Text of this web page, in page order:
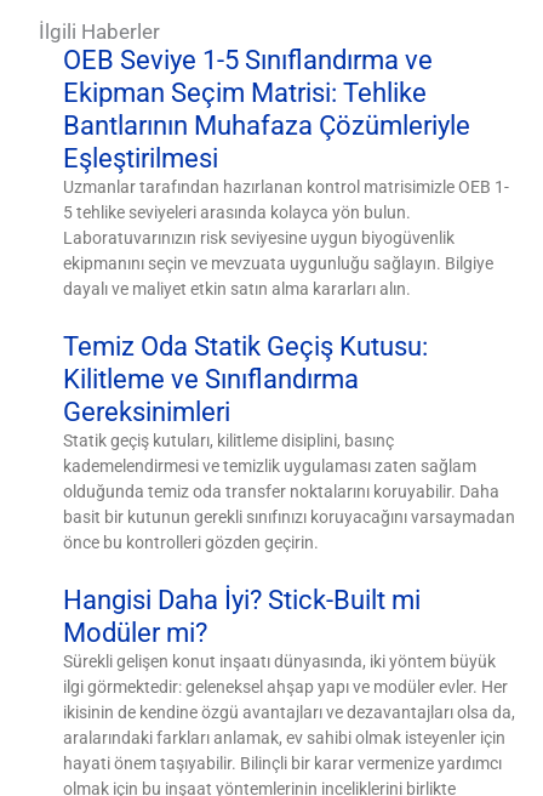
İlgili Haberler
OEB Seviye 1-5 Sınıflandırma ve
Ekipman Seçim Matrisi: Tehlike
Bantlarının Muhafaza Çözümleriyle
Eşleştirilmesi
Uzmanlar tarafından hazırlanan kontrol matrisimizle OEB 1-
5 tehlike seviyeleri arasında kolayca yön bulun.
Laboratuvarınızın risk seviyesine uygun biyogüvenlik
ekipmanını seçin ve mevzuata uygunluğu sağlayın. Bilgiye
dayalı ve maliyet etkin satın alma kararları alın.
Temiz Oda Statik Geçiş Kutusu:
Kilitleme ve Sınıflandırma
Gereksinimleri
Statik geçiş kutuları, kilitleme disiplini, basınç
kademelendirmesi ve temizlik uygulaması zaten sağlam
olduğunda temiz oda transfer noktalarını koruyabilir. Daha
basit bir kutunun gerekli sınıfınızı koruyacağını varsaymadan
önce bu kontrolleri gözden geçirin.
Hangisi Daha İyi? Stick-Built mi
Modüler mi?
Sürekli gelişen konut inşaatı dünyasında, iki yöntem büyük
ilgi görmektedir: geleneksel ahşap yapı ve modüler evler. Her
ikisinin de kendine özgü avantajları ve dezavantajları olsa da,
aralarındaki farkları anlamak, ev sahibi olmak isteyenler için
hayati önem taşıyabilir. Bilinçli bir karar vermenize yardımcı
olmak için bu inşaat yöntemlerinin inceliklerini birlikte